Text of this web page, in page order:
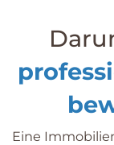
Eine